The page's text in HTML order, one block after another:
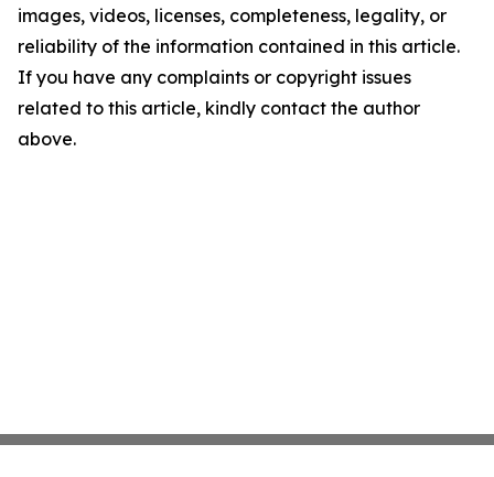
images, videos, licenses, completeness, legality, or
reliability of the information contained in this article.
If you have any complaints or copyright issues
related to this article, kindly contact the author
above.